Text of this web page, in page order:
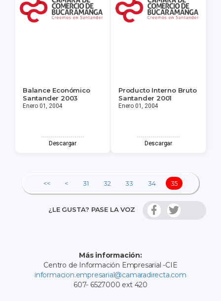
Balance Económico
Santander 2003
Enero 01, 2004
Descargar
Producto Interno Bruto
Santander 2001
Enero 01, 2004
Descargar
<< < 31 32 33 34 35
¿LE GUSTA? PASE LA VOZ
Más información:
Centro de Información Empresarial -CIE
informacion.empresarial@camaradirecta.com
607- 6527000 ext 420